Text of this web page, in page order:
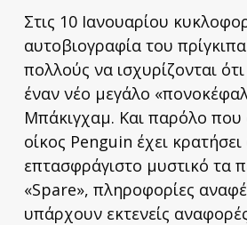
Στις 10 Ιανουαρίου
αυτοβιογραφία του
πολλούς να ισχυρίζονται
έναν νέο μεγάλο
Μπάκιγχαμ. Και παρόλο που
οίκος Penguin έχει
επτασφράγιστο μυστικό τα
«Spare», πληροφορίες
υπάρχουν εκτενείς